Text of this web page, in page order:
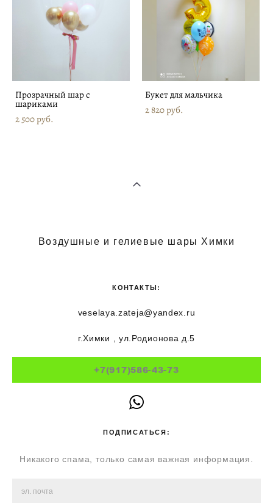
Прозрачный шар с
шариками
2 500 pуб.
Букет для мальчика
2 820 pуб.
Воздушные и гелиевые шары Химки
КОНТАКТЫ:
veselaya.zateja@yandex.ru
г.Химки , ул.Родионова д.5
+7(917)586-43-73
ПОДПИСАТЬСЯ:
Никакого спама, только самая важная информация.